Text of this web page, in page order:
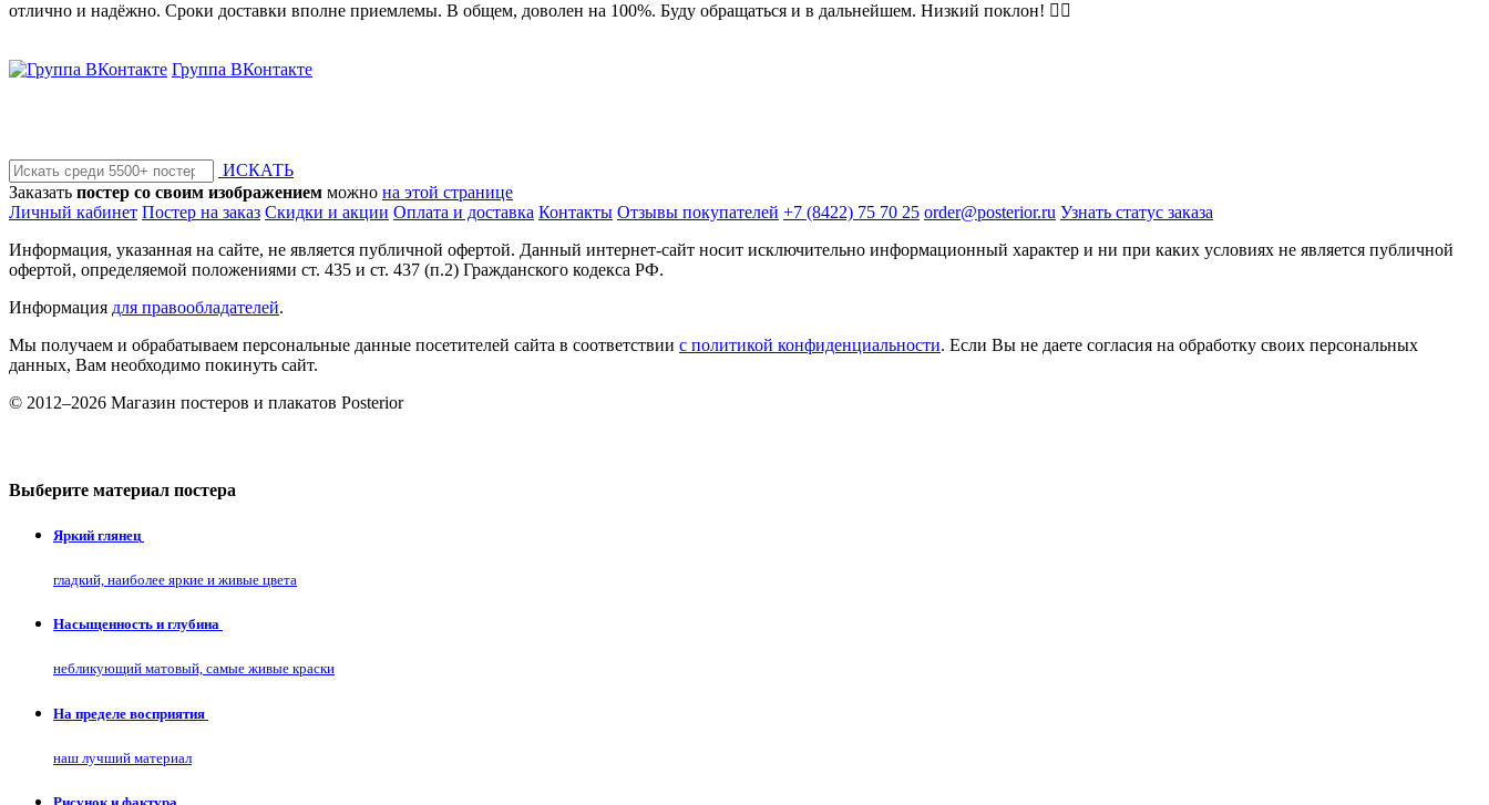
отлично и надёжно. Сроки доставки вполне приемлемы. В общем, доволен на 100%. Буду обращаться и в дальнейшем. Низкий поклон! 👍🏻
Группа ВКонтакте
ИСКАТЬ
Заказать постер со своим изображением можно на этой странице
Личный кабинет Постер на заказ Скидки и акции Оплата и доставка Контакты Отзывы покупателей +7 (8422) 75 70 25 order@posterior.ru Узнать статус заказа
Информация, указанная на сайте, не является публичной офертой. Данный интернет-сайт носит исключительно информационный характер и ни при каких условиях не является публичной
офертой, определяемой положениями ст. 435 и ст. 437 (п.2) Гражданского кодекса РФ.
Информация для правообладателей.
Мы получаем и обрабатываем персональные данные посетителей сайта в соответствии с политикой конфиденциальности. Если Вы не даете согласия на обработку своих персональных
данных, Вам необходимо покинуть сайт.
© 2012–2026 Магазин постеров и плакатов Posterior
Выберите материал постера
Яркий глянец
гладкий, наиболее яркие и живые цвета
Насыщенность и глубина
небликующий матовый, самые живые краски
На пределе восприятия
наш лучший материал